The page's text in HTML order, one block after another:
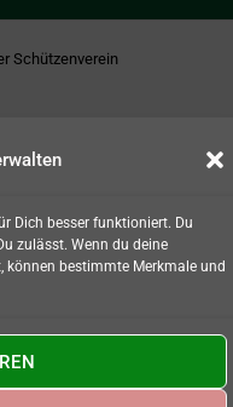
Dich besser funktioniert. Du
zulässt. Wenn du deine
bestimmte Merkmale und
Schützenverein